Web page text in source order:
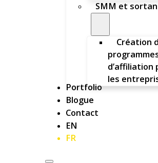
SMM et
Création
d’affiliation
les
Portfolio
Blogue
Contact
EN
FR